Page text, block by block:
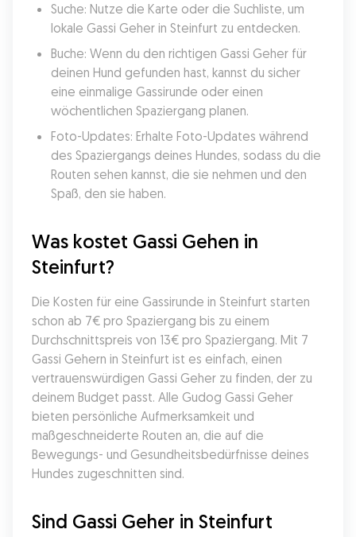
Suche: Nutze die Karte oder die Suchliste, um
lokale Gassi Geher in Steinfurt zu entdecken.
Buche: Wenn du den richtigen Gassi Geher für
deinen Hund gefunden hast, kannst du sicher
eine einmalige Gassirunde oder einen
wöchentlichen Spaziergang planen.
Foto-Updates: Erhalte Foto-Updates während
des Spaziergangs deines Hundes, sodass du die
Routen sehen kannst, die sie nehmen und den
Spaß, den sie haben.
Was kostet Gassi Gehen in
Steinfurt?
Die Kosten für eine Gassirunde in Steinfurt starten
schon ab 7€ pro Spaziergang bis zu einem
Durchschnittspreis von 13€ pro Spaziergang. Mit 7
Gassi Gehern in Steinfurt ist es einfach, einen
vertrauenswürdigen Gassi Geher zu finden, der zu
deinem Budget passt. Alle Gudog Gassi Geher
bieten persönliche Aufmerksamkeit und
maßgeschneiderte Routen an, die auf die
Bewegungs- und Gesundheitsbedürfnisse deines
Hundes zugeschnitten sind.
Sind Gassi Geher in Steinfurt